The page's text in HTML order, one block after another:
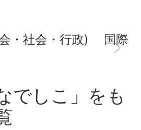
・社会・行政) 国際
でしこ」をも